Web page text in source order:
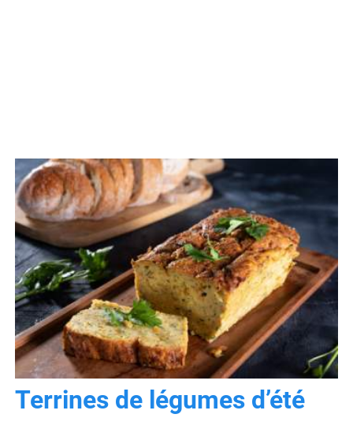
Terrines de légumes d’été